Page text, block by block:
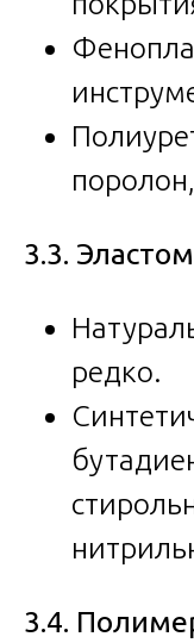
3.3.
редко.
3.4.